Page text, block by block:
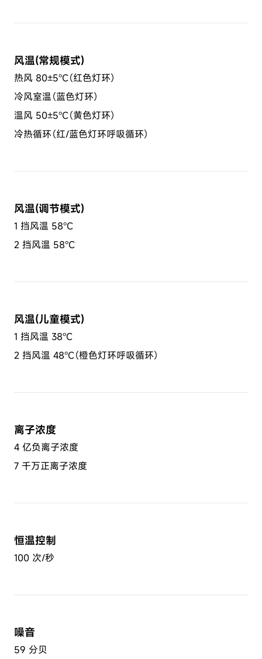
风温(常规模式)
热风 80±5°C（红色灯环）
冷风室温（蓝色灯环）
温风 50±5°C（黄色灯环）
冷热循环（红/蓝色灯环呼吸循环）
风温(调节模式)
1 挡风温 58°C
2 挡风温 58°C
风温(儿童模式)
1 挡风温 38°C
2 挡风温 48°C（橙色灯环呼吸循环）
离子浓度
4 亿负离子浓度
7 千万正离子浓度
恒温控制
100 次/秒
噪音
59 分贝